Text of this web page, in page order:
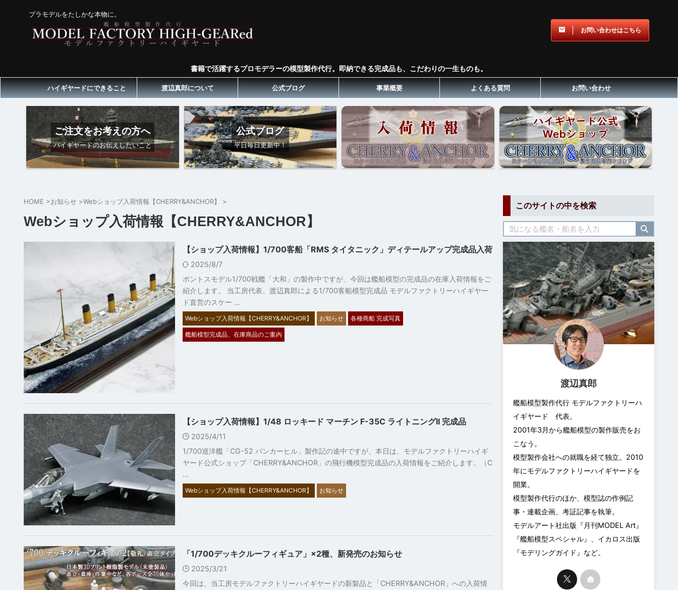
プラモデルをたしかな本物に。
お問い合わせはこちら
書籍で活躍するプロモデラーの模型製作代行。即納できる完成品も、こだわりの一生ものも。
ハイギヤードにできること 渡辺真郎について 公式ブログ 事業概要 よくある質問 お問い合わせ
ご注文をお考えの方へ
ハイギヤードのお伝えしたいこと
公式ブログ
平日毎日更新中！
HOME >お知らせ >Webショップ入荷情報【CHERRY&ANCHOR】 >
Webショップ入荷情報【CHERRY&ANCHOR】
【ショップ入荷情報】1/700客船「RMS タイタニック」ディテールアップ完成品入荷
2025/8/7
ポントスモデル1/700戦艦「大和」の製作中ですが、今回は艦船模型の完成品の在庫入荷情報をご
紹介します。 当工房代表、渡辺真郎による1/700客船模型完成品 モデルファクトリーハイギヤー
ド直営のスケー …
Webショップ入荷情報【CHERRY&ANCHOR】 お知らせ 各種商船 完成写真
艦船模型完成品、在庫商品のご案内
【ショップ入荷情報】1/48 ロッキード マーチン F-35C ライトニングII 完成品
2025/4/11
1/700巡洋艦「CG-52 バンカーヒル」製作記の途中ですが、本日は、モデルファクトリーハイギ
ヤード公式ショップ「CHERRY&ANCHOR」の飛行機模型完成品の入荷情報をご紹介します。（C
…
Webショップ入荷情報【CHERRY&ANCHOR】 お知らせ
「1/700デッキクルーフィギュア」×2種、新発売のお知らせ
2025/3/21
今回は、当工房モデルファクトリーハイギヤードの新製品と「CHERRY&ANCHOR」への入荷情
このサイトの中を検索
渡辺真郎
艦船模型製作代行 モデルファクトリーハ
イギヤード 代表。
2001年3月から艦船模型の製作販売をお
こなう。
模型製作会社への就職を経て独立。2010
年にモデルファクトリーハイギヤードを
開業。
模型製作代行のほか、模型誌の作例記
事・連載企画、考証記事を執筆。
モデルアート社出版『月刊MODEL Art』
『艦船模型スペシャル』、イカロス出版
『モデリングガイド』など。